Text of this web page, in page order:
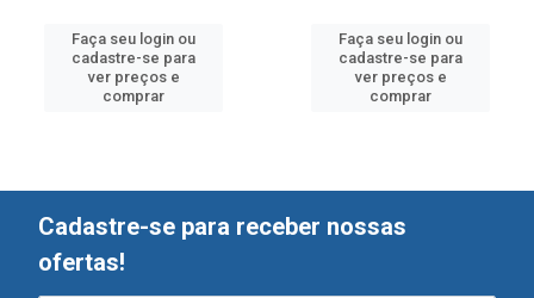
Faça seu login ou
cadastre-se para
ver preços e
comprar
Faça seu login ou
cadastre-se para
ver preços e
comprar
Cadastre-se para receber nossas
ofertas!